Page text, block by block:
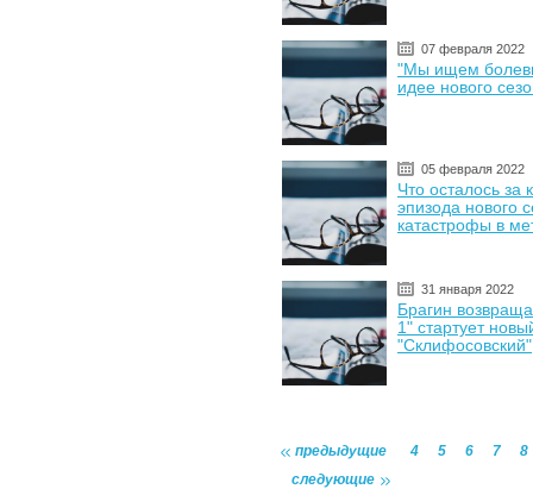
07 февраля 2022
"Мы ищем
идее нового
05 февраля 2022
Что осталось за
эпизода нового
катастрофы в
31 января 2022
Брагин
1" стартует
"Склифосовский"
предыдущие 4 5 6 7
8
следующие